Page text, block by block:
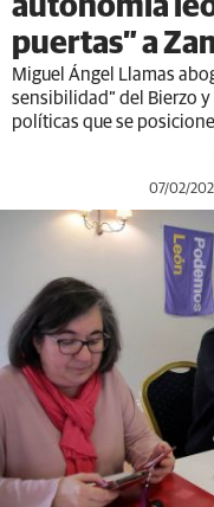
autonomía
puertas” a
Miguel Ángel Llamas
sensibilidad” del Bierzo
políticas que se
07/02/